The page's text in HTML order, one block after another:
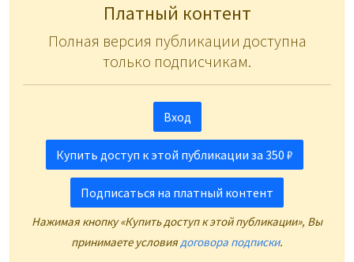
Платный контент
Полная версия публикации доступна
только подписчикам.
Вход
Купить доступ к этой публикации за 350 ₽
Подписаться на платный контент
Нажимая кнопку «Купить доступ к этой публикации», Вы
принимаете условия договора подписки.